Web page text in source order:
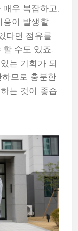
우 복잡하고,
용이 발생할
다면 점유를
수도 있죠.
는 기회가 되
므로 충분한
는 것이 좋습